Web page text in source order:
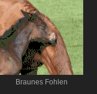
Braunes Fohlen